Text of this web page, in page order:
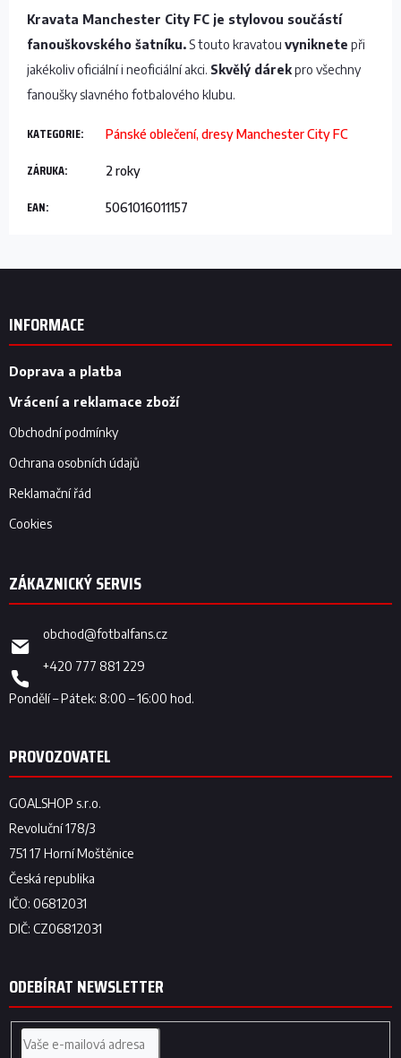
Kravata Manchester City FC je stylovou součástí
fanouškovského šatníku. S touto kravatou vyniknete při
jakékoliv oficiální i neoficiální akci. Skvělý dárekpro všechny
fanoušky slavného fotbalového klubu.
KATEGORIE: Pánské oblečení, dresy Manchester City FC
ZÁRUKA: 2 roky
EAN: 5061016011157
Z
INFORMACE
Doprava a platba
Vrácení a reklamace zboží
Obchodní podmínky
Ochrana osobních údajů
Reklamační řád
Cookies
obchod@fotbalfans.cz
+420 777 881 229
ODEBÍRAT NEWSLETTER